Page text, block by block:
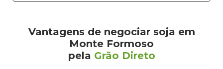
Vantagens de negociar soja em
Monte Formoso
pela Grão Direto